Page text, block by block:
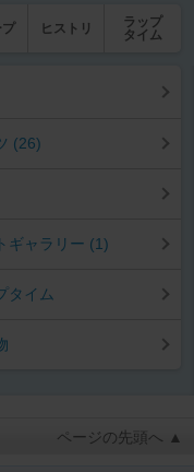
プ ヒストリ
ラップ
タイム
(26)
ギャラリー (1)
タイム
ページの先頭へ ▲